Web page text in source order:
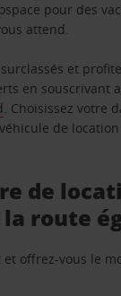
pour des
attend.
et
en souscrivant
. Choisissez votre
de
de
route
offrez-vous le